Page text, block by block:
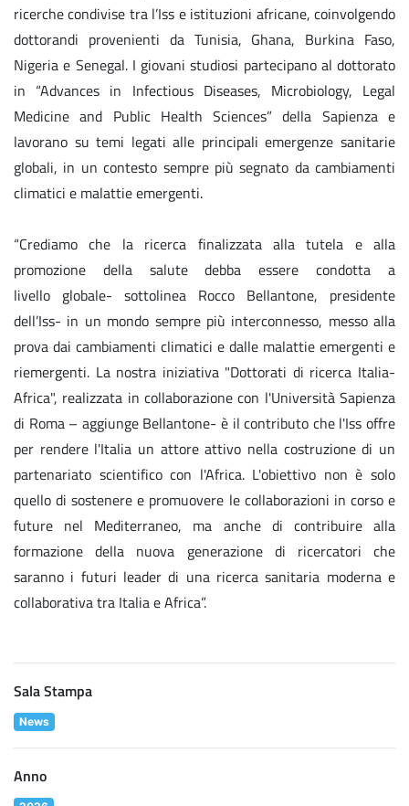
ricerche condivise tra l’Iss e istituzioni africane, coinvolgendo
dottorandi provenienti da Tunisia, Ghana, Burkina Faso,
Nigeria e Senegal. I giovani studiosi partecipano al dottorato
in “Advances in Infectious Diseases, Microbiology, Legal
Medicine and Public Health Sciences” della Sapienza e
lavorano su temi legati alle principali emergenze sanitarie
globali, in un contesto sempre più segnato da cambiamenti
climatici e malattie emergenti.
“Crediamo che la ricerca finalizzata alla tutela e alla
promozione della salute debba essere condotta a
livello globale- sottolinea Rocco Bellantone, presidente
dell’Iss- in un mondo sempre più interconnesso, messo alla
prova dai cambiamenti climatici e dalle malattie emergenti e
riemergenti. La nostra iniziativa "Dottorati di ricerca Italia-
Africa", realizzata in collaborazione con l'Università Sapienza
di Roma – aggiunge Bellantone- è il contributo che l'Iss offre
per rendere l'Italia un attore attivo nella costruzione di un
partenariato scientifico con l'Africa. L'obiettivo non è solo
quello di sostenere e promuovere le collaborazioni in corso e
future nel Mediterraneo, ma anche di contribuire alla
formazione della nuova generazione di ricercatori che
saranno i futuri leader di una ricerca sanitaria moderna e
collaborativa tra Italia e Africa”.
Sala Stampa
News
Anno